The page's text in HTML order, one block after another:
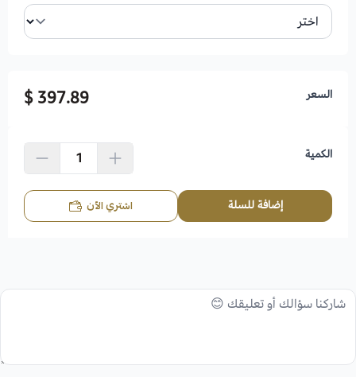
السعر 397.89 $
الكمية
إضافة للسلة اشتري الآن